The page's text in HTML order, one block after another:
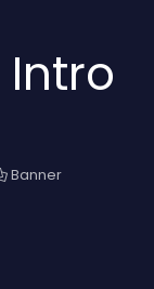
Banner